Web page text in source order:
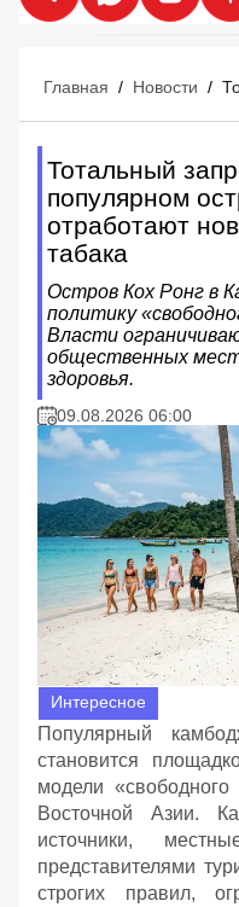
Главная / Новости /
Тотальный
популярном
отработают
табака
Остров Кох Ронг в
политику
Власти
общественных
здоровья.
09.08.2026 06:00
Интересное
Популярный
становится
модели
Восточной Азии.
источники,
представителями
строгих правил,